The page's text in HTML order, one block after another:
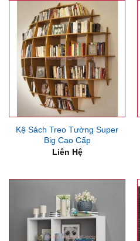
Kệ Sách Treo Tường Super
Big Cao Cấp
Liên Hệ